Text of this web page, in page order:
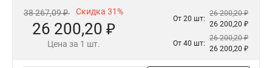
38 267,09 ₽ Скидка 31%
26 200,20 ₽
Цена за 1 шт.
От 20 шт:
26 200,20 ₽
26 200,20 ₽
От 40 шт:
26 200,20 ₽
26 200,20 ₽